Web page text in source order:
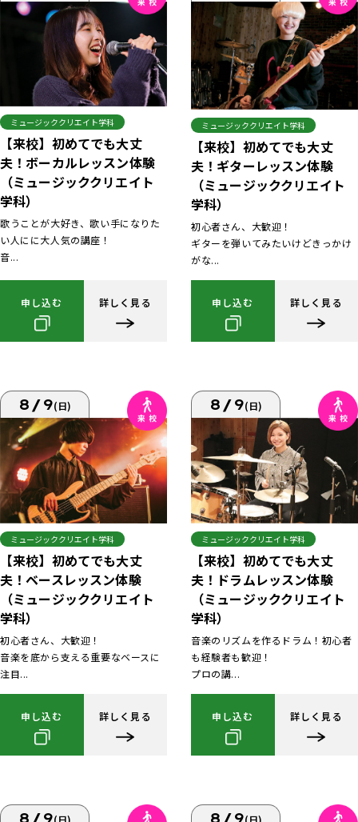
ミュージッククリエイト学科
【来校】初めてでも大丈
夫！ボーカルレッスン体験
（ミュージッククリエイト
学科）
歌うことが大好き、歌い手になりた
い人にに大人気の講座！
音...
申し込む 詳しく見る
ミュージッククリエイト学科
【来校】初めてでも大丈
夫！ギターレッスン体験
（ミュージッククリエイト
学科）
初心者さん、大歓迎！
ギターを弾いてみたいけどきっかけ
がな...
申し込む 詳しく見る
8/9(日)
ミュージッククリエイト学科
【来校】初めてでも大丈
夫！ベースレッスン体験
（ミュージッククリエイト
学科）
初心者さん、大歓迎！
音楽を底から支える重要なベースに
注目...
申し込む 詳しく見る
8/9(日)
ミュージッククリエイト学科
【来校】初めてでも大丈
夫！ドラムレッスン体験
（ミュージッククリエイト
学科）
音楽のリズムを作るドラム！初心者
も経験者も歓迎！
プロの講...
申し込む 詳しく見る
8/9(日) 8/9(日)